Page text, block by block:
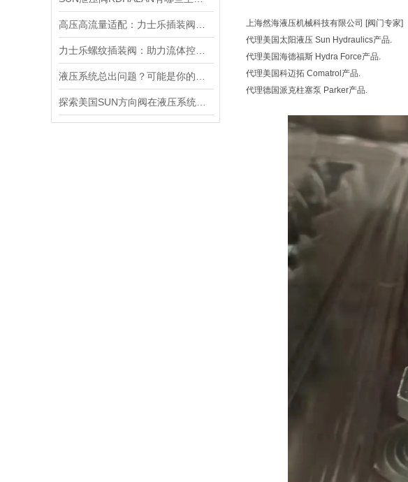
上海然海液压机械科技有限公司 [阀门专家]
代理美国太阳液压 Sun Hydraulics产品.
代理美国海德福斯 Hydra Force产品.
代理美国科迈拓 Comatrol产品.
代理德国派克柱塞泵 Parker产品.